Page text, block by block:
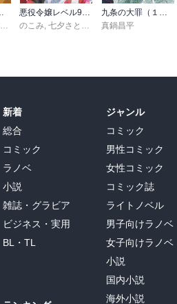
,転
のこみ ,七夕さとり Tea
真鍋昌平
新着
総合
コミック
ラノベ
小説
雑誌・グラビア
ビジネス・実用
BL・TL
ジャンル
コミック
男性コミック
女性コミック
コミック誌
ライトノベル
男子向けラノベ
女子向けラノベ
小説
国内小説
海外小説